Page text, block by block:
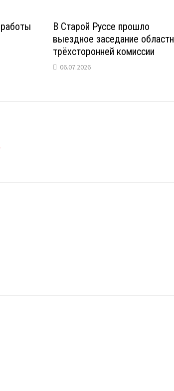
В Старой Руссе прошло
выездное заседание
трёхсторонней комиссии
06.07.2026